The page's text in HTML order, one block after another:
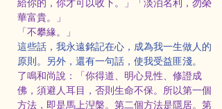
給你的，你才可以收下。」「淡泊名利，勿榮
華富貴。」
「不攀緣。」
這些話，我永遠銘記在心，成為我一生做人的
原則。另外，還有一句話，使我受益匪淺。
了鳴和尚說：「你得道、明心見性、修證成
佛，須避人耳目，否則生命不保。所以第一個
方法，即是馬上湼槃。第二個方法是隱居。第